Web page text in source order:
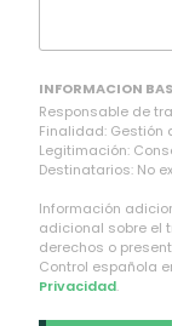
INFORMACION
Responsable de
Finalidad:
Legitimación:
Destinatarios: No
Información
adicional sobre el
derechos o
Control española
Privacidad.